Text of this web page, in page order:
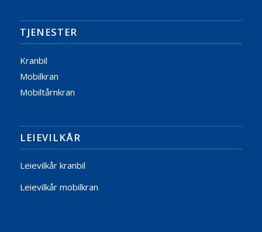
TJENESTER
Kranbil
Mobilkran
Mobiltårnkran
LEIEVILKÅR
Leievilkår kranbil
Leievilkår mobilkran